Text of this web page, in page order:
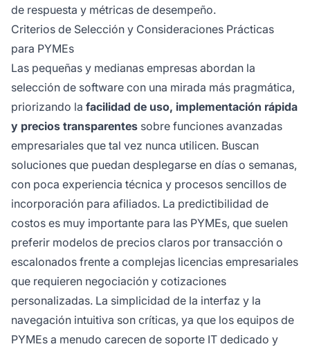
de respuesta y métricas de desempeño.
Criterios de Selección y Consideraciones Prácticas
para PYMEs
Las pequeñas y medianas empresas abordan la
selección de software con una mirada más pragmática,
priorizando la facilidad de uso, implementación rápida
y precios transparentes sobre funciones avanzadas
empresariales que tal vez nunca utilicen. Buscan
soluciones que puedan desplegarse en días o semanas,
con poca experiencia técnica y procesos sencillos de
incorporación para afiliados. La predictibilidad de
costos es muy importante para las PYMEs, que suelen
preferir modelos de precios claros por transacción o
escalonados frente a complejas licencias empresariales
que requieren negociación y cotizaciones
personalizadas. La simplicidad de la interfaz y la
navegación intuitiva son críticas, ya que los equipos de
PYMEs a menudo carecen de soporte IT dedicado y